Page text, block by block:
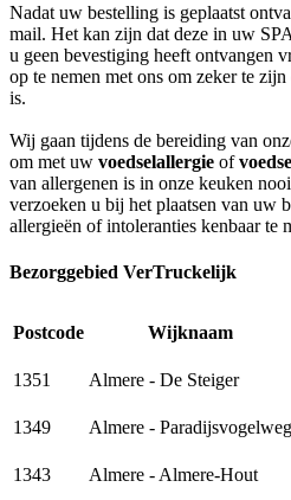
Nadat uw bestelling is geplaatst
mail. Het kan zijn dat deze in uw
u geen bevestiging heeft ontvangen
op te nemen met ons om zeker te
is.
Wij gaan tijdens de bereiding van
om met uw voedselallergie of
van allergenen is in onze keuken
verzoeken u bij het plaatsen van uw
allergieën of intoleranties kenbaar te
Bezorggebied VerTruckelijk
Postcode Wijknaam
1351
Almere - De Steiger
1349
Almere - Paradijsvogelweg
1343
Almere - Almere-Hout